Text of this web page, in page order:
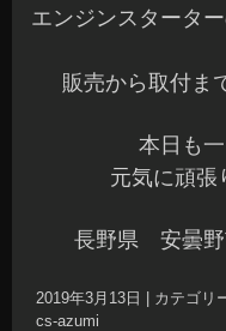
エンジンスタータ
販売から取付ま
本日も
元気に頑張
長野県 安曇野
2019年3月13日 カテゴリ
cs-azumi